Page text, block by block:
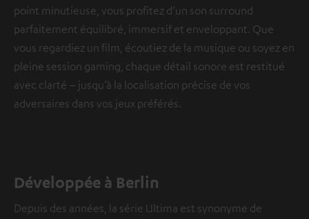
point minutieuse, vous profitez d’un son surround
parfaitement équilibré, immersif et enveloppant. Que
vous regardiez un film, écoutiez de la musique ou soyez en
pleine session gaming, chaque détail sonore est restitué
avec clarté – jusqu’à la localisation précise de vos
adversaires dans vos jeux préférés.
Développée à Berlin
Depuis des années, la série Ultima est synonyme de